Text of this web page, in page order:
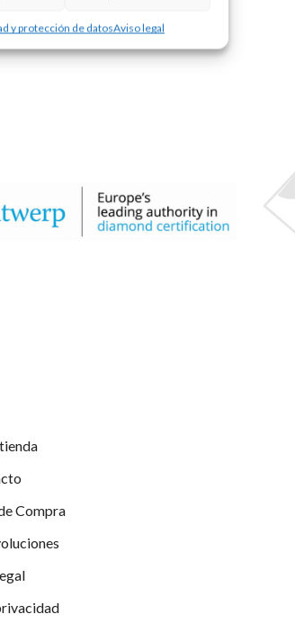
y protección de datosAviso legal
Compra